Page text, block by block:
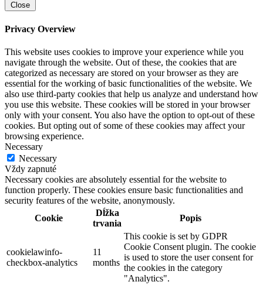
Close
Privacy Overview
This website uses cookies to improve your experience while you
navigate through the website. Out of these, the cookies that are
categorized as necessary are stored on your browser as they are
essential for the working of basic functionalities of the website. We
also use third-party cookies that help us analyze and understand how
you use this website. These cookies will be stored in your browser
only with your consent. You also have the option to opt-out of these
cookies. But opting out of some of these cookies may affect your
browsing experience.
Necessary
Necessary
Vždy zapnuté
Necessary cookies are absolutely essential for the website to
function properly. These cookies ensure basic functionalities and
security features of the website, anonymously.
Cookie
Dĺžka
trvania
Popis
cookielawinfo-
checkbox-analytics
11
months
This cookie is set by GDPR
Cookie Consent plugin. The cookie
is used to store the user consent for
the cookies in the category
"Analytics".